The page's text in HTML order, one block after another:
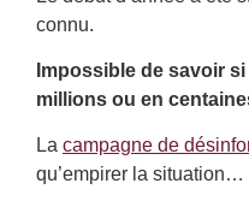
connu.
Impossible de savoir
millions ou en
La campagne de
qu’empirer la situation…